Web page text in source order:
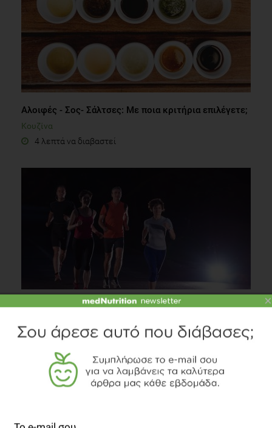
Αλοιφές - Σος- Σάλτσες: Με ποια κριτήρια επιλέγετε;
Κουζίνα
4 λεπτά να διαβαστεί
Γυμναστική το Βράδυ: Τι να φάτε μετά;
7 λεπτά να διαβαστεί
×